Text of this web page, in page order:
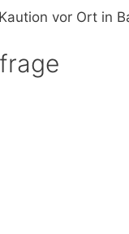
vor Ort in